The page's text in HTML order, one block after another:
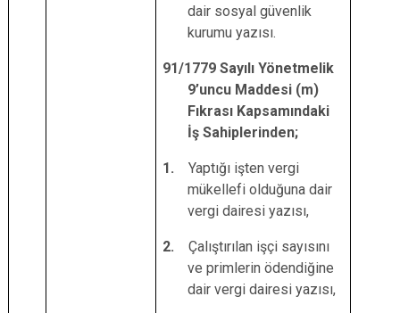
dair sosyal güvenlik
kurumu yazısı.
91/1779 Sayılı Yönetmelik
9’uncu Maddesi (m)
Fıkrası Kapsamındaki
İş Sahiplerinden;
1. Yaptığı işten vergi
mükellefi olduğuna dair
vergi dairesi yazısı,
2. Çalıştırılan işçi sayısını
ve primlerin ödendiğine
dair vergi dairesi yazısı,